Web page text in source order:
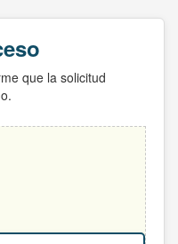
que la solicitud